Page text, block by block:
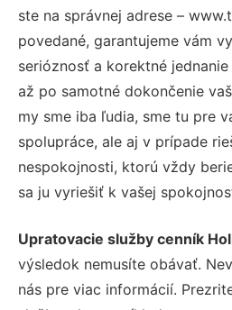
ste na správnej adrese –
povedané, garantujeme vám
serióznosť a korektné
až po samotné dokončenie
my sme iba ľudia, sme tu pre
spolupráce, ale aj v prípade
nespokojnosti, ktorú vždy
sa ju vyriešiť k vašej
Upratovacie služby cenník
výsledok nemusíte obávať.
nás pre viac informácií.